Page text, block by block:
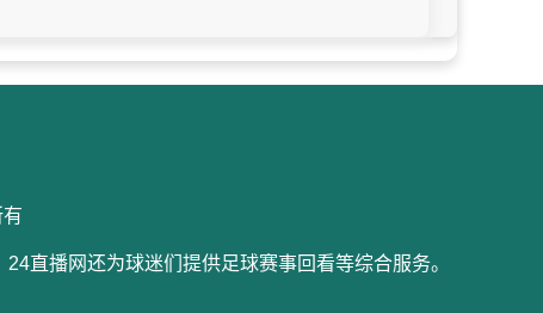
直播网还为球迷们提供足球赛事回看等综合服务。